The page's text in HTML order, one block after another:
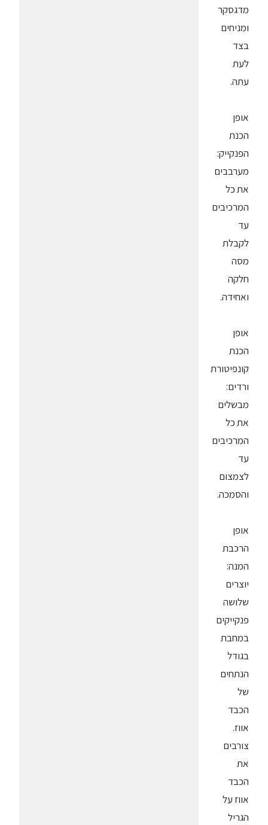
מדגסקר
ומניחים
בצד
לעת
עתה.
אופן
הכנת
הפנקייק:
מערבבים
את כל
המרכיבים
עד
לקבלת
מסה
חלקה
ואחידה.
אופן
הכנת
קונפיטורת
ורדים:
מבשלים
את כל
המרכיבים
עד
לצמצום
והסמכה.
אופן
הרכבת
המנה:
יוצרים
שלושה
פנקייקים
במחבת
בגודל
הנתחים
של
הכבד
אווז.
צורבים
את
הכבד
אווז על
הגריל